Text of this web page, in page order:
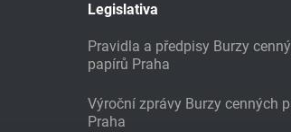
Legislativa
Pravidla a předpisy Burzy
papírů Praha
Výroční zprávy Burzy cenných
Praha